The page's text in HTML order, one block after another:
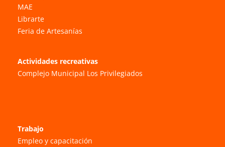
MAE
Librarte
Feria de Artesanías
Actividades recreativas
Complejo Municipal Los Privilegiados
Trabajo
Empleo y capacitación